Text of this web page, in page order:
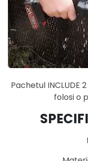
Pachetul
folosi o